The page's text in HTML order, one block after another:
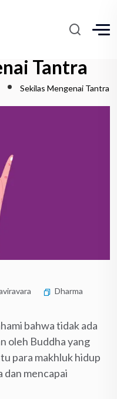
Tantra
Sekilas Mengenai Tantra
Dharma
bahwa tidak ada
oleh Buddha yang
para makhluk hidup
mencapai